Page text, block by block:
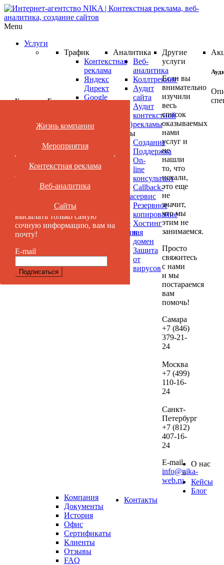
Menu
Услуги
Трафик
Контекстная
реклама
Яндекс
Директ
Google
(ремаркетинг)
соцсетях
реклама
Маркет
Видеореклама
Поисковое
продвижение
Таргетированная
Аналитика
Веб-
аналитика
Коллтрекинг
Аудит
сайта
Аудит
контекстной
рекламы
Сайты
Создание
Поддержка
On-
line
консультант
Callback-
сервис
Резервное
копирование
Хостинг
и
домен
Защита
от
вирусов
Другие
услуги
Если вы
внимательно
изучили
весь
список
оказываемых
нами
услуг и
не
нашли
то, что
искали,
это еще
не
значит,
что мы
этим не
занимаемся.
Просто
свяжитесь
с нами
и мы
постараемся
вам
помочь!
Самара
+7 (846)
379-21-
24
Москва
+7 (499)
110-16-
24
Санкт-
Петербург
+7 (812)
407-16-
24
E-mail
info@nika-
web.ru
О нас
Компания
Документы
История
Офис
Сертификаты
Клиенты
Отзывы
FAQ
Кейсы
Блог
Контакты
Категории Блога
Жизнь компании
Мероприятия
Контекстная реклама
Веб-аналитика
Сайты
Нет времени читать?
Подпишись
Нет времени
читать?
Подпишитесь и мы будем
высылать только самую
сочную информацию, вам на
почту!
E-mail